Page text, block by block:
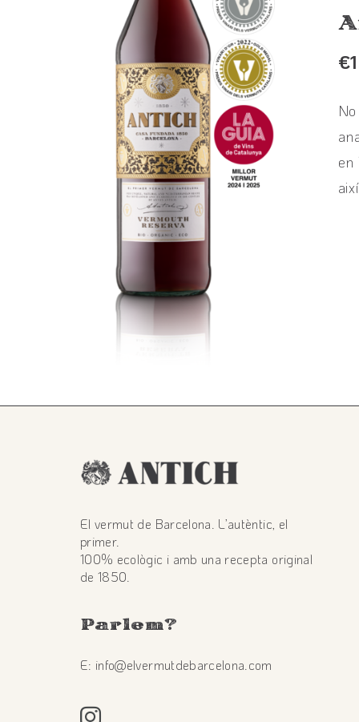
€
en
El vermut de Barcelona. L’autèntic, el
primer.
100% ecològic i amb una recepta original
de 1850.
Parlem?
E: info@elvermutdebarcelona.com